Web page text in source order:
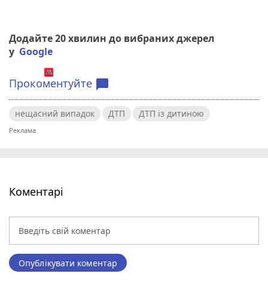
Додайте 20 хвилин до вибраних джерел
у Google
Прокоментуйте chat_bubble
нещасний випадок ДТП ДТП із дитиною
Коментарі
Опублікувати коментар